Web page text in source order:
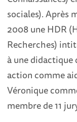
sociales). Après
2008 une HDR
Recherches)
à une
action comme
Véronique
membre de 11